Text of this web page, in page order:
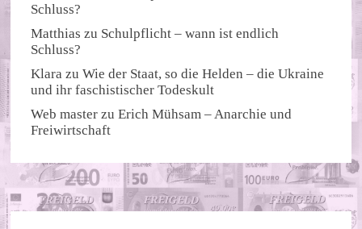
Schluss?
Matthias zu Schulpflicht – wann ist endlich
Schluss?
Klara zuWie der Staat, so die Helden – die Ukraine
und ihr faschistischer Todeskult
Web master zuErich Mühsam – Anarchie und
Freiwirtschaft